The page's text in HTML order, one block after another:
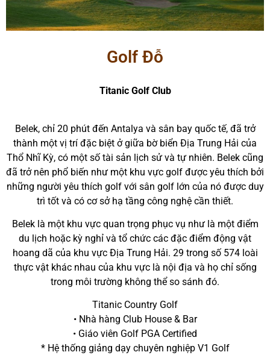
Golf Đỗ
Titanic Golf Club
Belek, chỉ 20 phút đến Antalya và sân bay quốc tế, đã trở
thành một vị trí đặc biệt ở giữa bờ biển Địa Trung Hải của
Thổ Nhĩ Kỳ, có một số tài sản lịch sử và tự nhiên. Belek cũng
đã trở nên phổ biến như một khu vực golf được yêu thích bởi
những người yêu thích golf với sân golf lớn của nó được duy
trì tốt và có cơ sở hạ tầng công nghệ cần thiết.
Belek là một khu vực quan trọng phục vụ như là một điểm
du lịch hoặc kỳ nghỉ và tổ chức các đặc điểm động vật
hoang dã của khu vực Địa Trung Hải. 29 trong số 574 loài
thực vật khác nhau của khu vực là nội địa và họ chỉ sống
trong môi trường không thể so sánh đó.
Titanic Country Golf
• Nhà hàng Club House & Bar
• Giáo viên Golf PGA Certified
* Hệ thống giảng dạy chuyên nghiệp V1 Golf